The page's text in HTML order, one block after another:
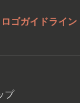
ロゴガイドライン
プ